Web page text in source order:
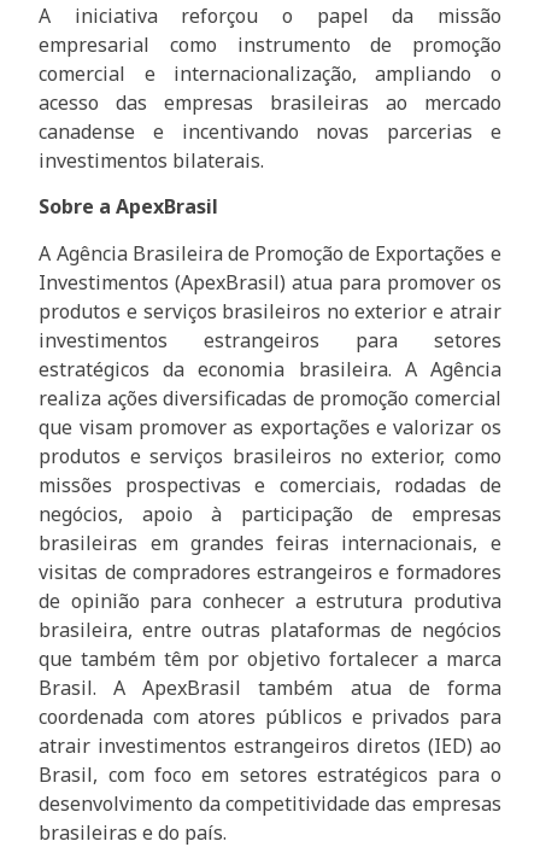
A iniciativa reforçou o papel da missão
empresarial como instrumento de promoção
comercial e internacionalização, ampliando o
acesso das empresas brasileiras ao mercado
canadense e incentivando novas parcerias e
investimentos bilaterais.
Sobre a ApexBrasil
A Agência Brasileira de Promoção de Exportações e
Investimentos (ApexBrasil) atua para promover os
produtos e serviços brasileiros no exterior e atrair
investimentos estrangeiros para setores
estratégicos da economia brasileira. A Agência
realiza ações diversificadas de promoção comercial
que visam promover as exportações e valorizar os
produtos e serviços brasileiros no exterior, como
missões prospectivas e comerciais, rodadas de
negócios, apoio à participação de empresas
brasileiras em grandes feiras internacionais, e
visitas de compradores estrangeiros e formadores
de opinião para conhecer a estrutura produtiva
brasileira, entre outras plataformas de negócios
que também têm por objetivo fortalecer a marca
Brasil. A ApexBrasil também atua de forma
coordenada com atores públicos e privados para
atrair investimentos estrangeiros diretos (IED) ao
Brasil, com foco em setores estratégicos para o
desenvolvimento da competitividade das empresas
brasileiras e do país.